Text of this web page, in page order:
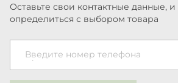
Оставьте свои контактные данные,
определиться с выбором товара
Введите номер телефона